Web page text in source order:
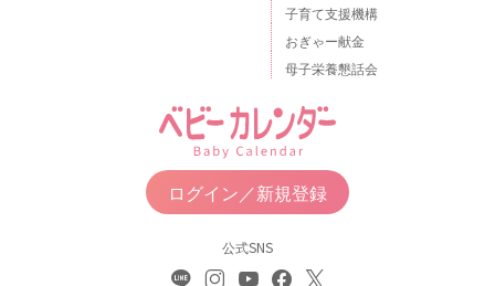
子育て支援機構
おぎゃー献金
母子栄養懇話会
ログイン／新規登録
公式SNS